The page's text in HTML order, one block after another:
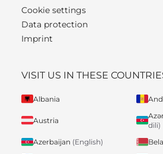
Cookie settings
Data protection
Imprint
VISIT US IN THESE
Albania
Austria
dili)
Azerbaijan (English)